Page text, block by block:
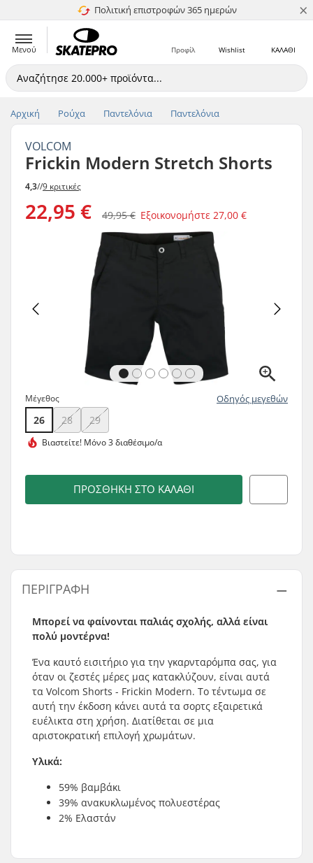
Πολιτική επιστροφών 365 ημερών
4.8 στα 5 ×
Μενού ΚΑΛΑΘΙ
Wishlist
Προφίλ
Αρχική Ρούχα Παντελόνια Παντελόνια
VOLCOM
Frickin Modern Stretch Shorts
4,3//9 κριτικές
22,95 € 49,95 € Εξοικονομήστε 27,00 €
Μέγεθος Οδηγός μεγεθών
26 28 29
Βιαστείτε! Μόνο 3 διαθέσιμο/α
ΠΡΟΣΘΉΚΗ ΣΤΟ ΚΑΛΆΘΙ
ΠΕΡΙΓΡΑΦΉ
Μπορεί να φαίνονται παλιάς σχολής, αλλά είναι
πολύ μοντέρνα!
Ένα καυτό εισιτήριο για την γκαρνταρόμπα σας, για
όταν οι ζεστές μέρες μας κατακλύζουν, είναι αυτά
τα Volcom Shorts - Frickin Modern. Το τέντωμα σε
αυτή την έκδοση κάνει αυτά τα σορτς εξαιρετικά
ευέλικτα στη χρήση. Διατίθεται σε μια
αριστοκρατική επιλογή χρωμάτων.
Υλικά:
59% βαμβάκι
39% ανακυκλωμένος πολυεστέρας
2% Ελαστάν